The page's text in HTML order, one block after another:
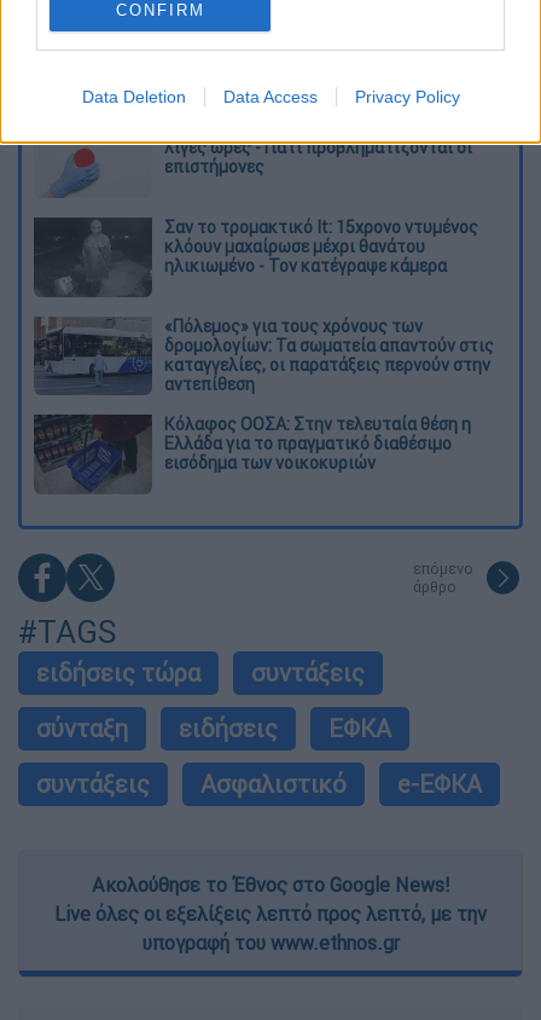
CONFIRM
Data Deletion Data Access Privacy Policy
Περισσότερα στοimerisia.gr
λίγες ώρες - Γιατί προβληματίζονται οι
επιστήμονες
Σαν το τρομακτικό It: 15χρονο ντυμένος
κλόουν μαχαίρωσε μέχρι θανάτου
ηλικιωμένο - Τον κατέγραψε κάμερα
«Πόλεμος» για τους χρόνους των
δρομολογίων: Τα σωματεία απαντούν στις
καταγγελίες, οι παρατάξεις περνούν στην
αντεπίθεση
Κόλαφος ΟΟΣΑ: Στην τελευταία θέση η
Ελλάδα για το πραγματικό διαθέσιμο
εισόδημα των νοικοκυριών
επόμενο
άρθρο
#TAGS
ειδήσεις τώρα
συντάξεις
σύνταξη
ειδήσεις
ΕΦΚΑ
συντάξεις
Ασφαλιστικό e-ΕΦΚΑ
Ακολούθησε το Έθνος στο Google News!
Live όλες οι εξελίξεις λεπτό προς λεπτό, με την
υπογραφή του www.ethnos.gr